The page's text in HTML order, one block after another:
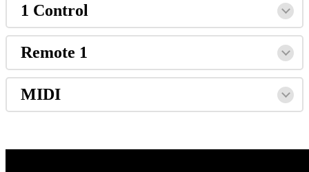
1 Control
Remote 1
MIDI